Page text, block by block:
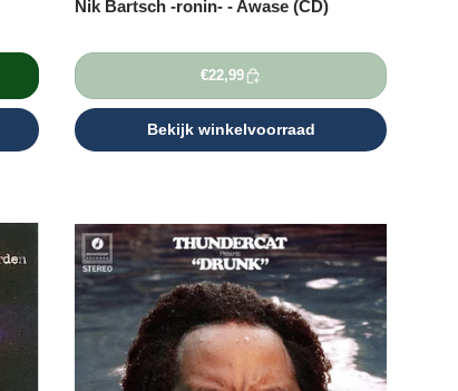
Nik Bartsch -ronin- - Awase (CD)
€22,99
Bekijk winkelvoorraad